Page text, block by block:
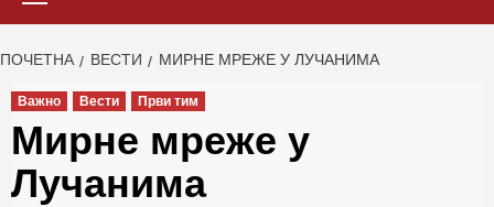
ПОЧЕТНА ВЕСТИ МИРНЕ МРЕЖЕ У ЛУЧАНИМА
Важно Вести Први тим
Мирне мреже у
Лучанима